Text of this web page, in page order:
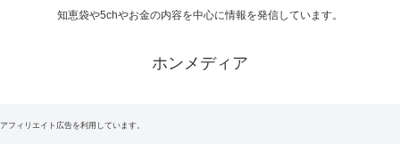
知恵袋や5chやお金の内容を中心に情報を発信しています。
ホンメディア
アフィリエイト広告を利用しています。